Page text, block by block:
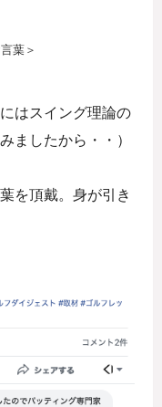
葉＞
はスイング理論の
ましたから・・）
を頂戴。身が引き